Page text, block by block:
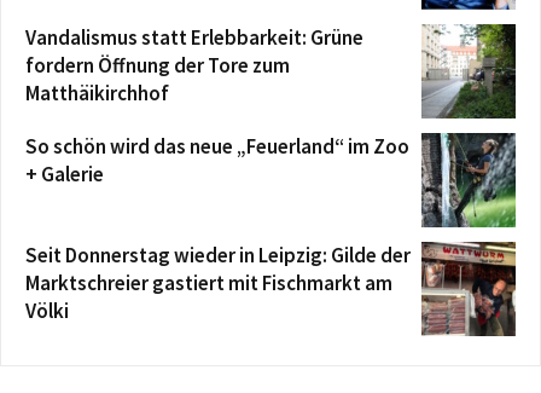
Vandalismus statt Erlebbarkeit: Grüne
fordern Öffnung der Tore zum
Matthäikirchhof
So schön wird das neue „Feuerland“ im Zoo
+ Galerie
Seit Donnerstag wieder in Leipzig: Gilde der
Marktschreier gastiert mit Fischmarkt am
Völki